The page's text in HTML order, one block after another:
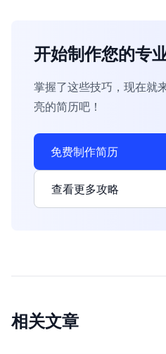
开始制作您的专
掌握了这些技巧，现在就
亮的简历吧！
免费制作简历
查看更多攻略
相关文章